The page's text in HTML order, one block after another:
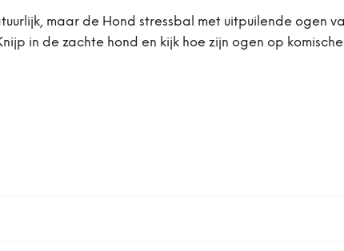
maar de Hond stressbal met uitpuilende ogen
in de zachte hond en kijk hoe zijn ogen op